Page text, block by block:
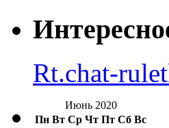
Rt.chat-
Июнь 2020
Пн Вт Ср Чт Пт Сб Вс